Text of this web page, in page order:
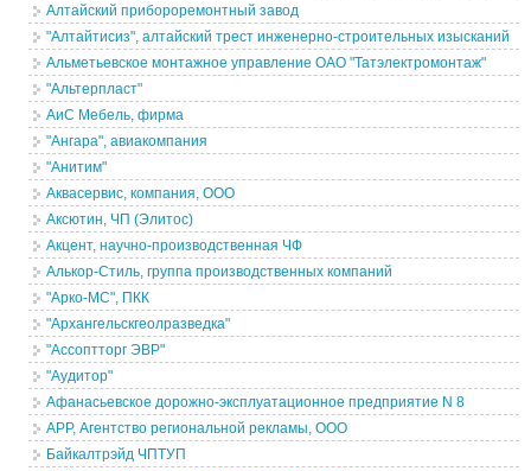
Алтайский прибороремонтный завод
"Алтайтисиз", алтайский трест инженерно-строительных изысканий
Альметьевское монтажное управление ОАО "Татэлектромонтаж"
"Альтерпласт"
АиС Мебель, фирма
"Ангара", авиакомпания
"Анитим"
Аквасервис, компания, ООО
Аксютин, ЧП (Элитос)
Акцент, научно-производственная ЧФ
Алькор-Стиль, группа производственных компаний
"Арко-МС", ПКК
"Архангельскгеолразведка"
"Ассоптторг ЭВР"
"Аудитор"
Афанасьевское дорожно-эксплуатационное предприятие N 8
АРР, Агентство региональной рекламы, ООО
Байкалтрэйд ЧПТУП